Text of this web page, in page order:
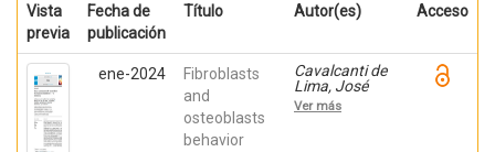
Vista
previa
Fecha de
publicación
Título Autor(es) Acceso
ene-2024
Fibroblasts
and
osteoblasts
behavior
Cavalcanti de
Lima, José
Henrique;
Robbs ,
Ver más